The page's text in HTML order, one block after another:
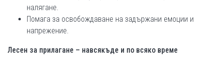
налягане.
Помага за освобождаване на задържани емоции и
напрежение.
Лесен за прилагане – навсякъде и по всяко време